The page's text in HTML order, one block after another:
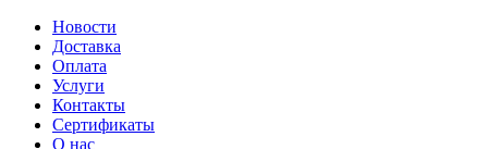
Новости
Доставка
Оплата
Услуги
Контакты
Cертификаты
О нас